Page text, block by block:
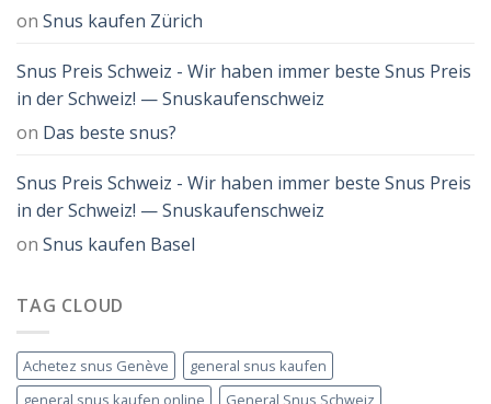
on Snus kaufen Zürich
Snus Preis Schweiz - Wir haben immer beste Snus Preis
in der Schweiz! — Snuskaufenschweiz
on Das beste snus?
Snus Preis Schweiz - Wir haben immer beste Snus Preis
in der Schweiz! — Snuskaufenschweiz
on Snus kaufen Basel
TAG CLOUD
Achetez snus Genève
general snus kaufen
general snus kaufen online
General Snus Schweiz